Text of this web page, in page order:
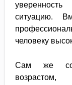
ситуацию.
человеку
Сам же